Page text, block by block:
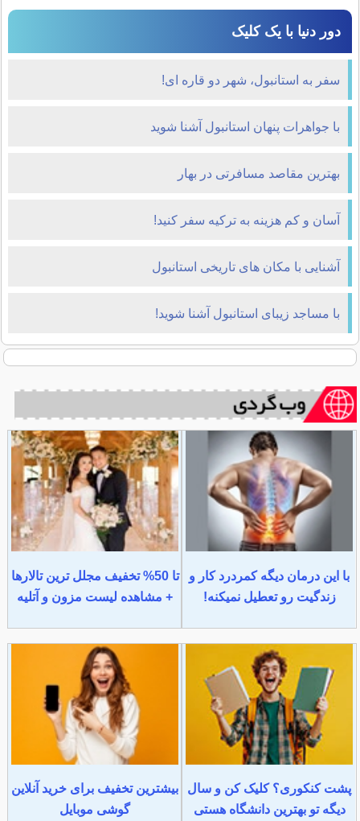
دور دنیا با یک کلیک
سفر به استانبول، شهر دو قاره ای!
با جواهرات پنهان استانبول آشنا شوید
بهترین مقاصد مسافرتی در بهار
آسان و کم هزینه به ترکیه سفر کنید!
آشنایی با مکان های تاریخی استانبول
با مساجد زیبای استانبول آشنا شوید!
با این درمان دیگه کمردرد کار و
زندگیت رو تعطیل نمیکنه!
تا 50% تخفیف مجلل ترین تالارها
+ مشاهده لیست مزون و آتلیه
پشت کنکوری؟ کلیک کن و سال
دیگه تو بهترین دانشگاه هستی
بیشترین تخفیف برای خرید آنلاین
گوشی موبایل